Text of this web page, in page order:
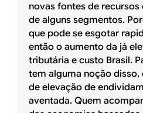
novas fontes de
de alguns segmentos.
que pode se esgotar
então o aumento da já
tributária e custo Brasil.
tem alguma noção disso,
de elevação de
aventada. Quem